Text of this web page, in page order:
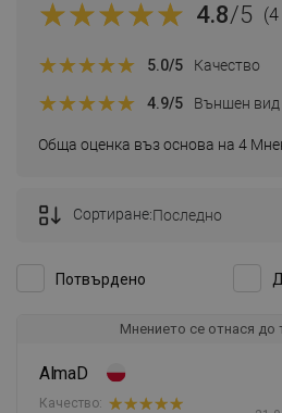
4.8/5
Обща оценка въз основа на 4
5.0/5 Качество
4.9/5 Външен вид
Потвърдено
Сортиране:Последно
Мнението се отнася до
AlmaD
Качество: